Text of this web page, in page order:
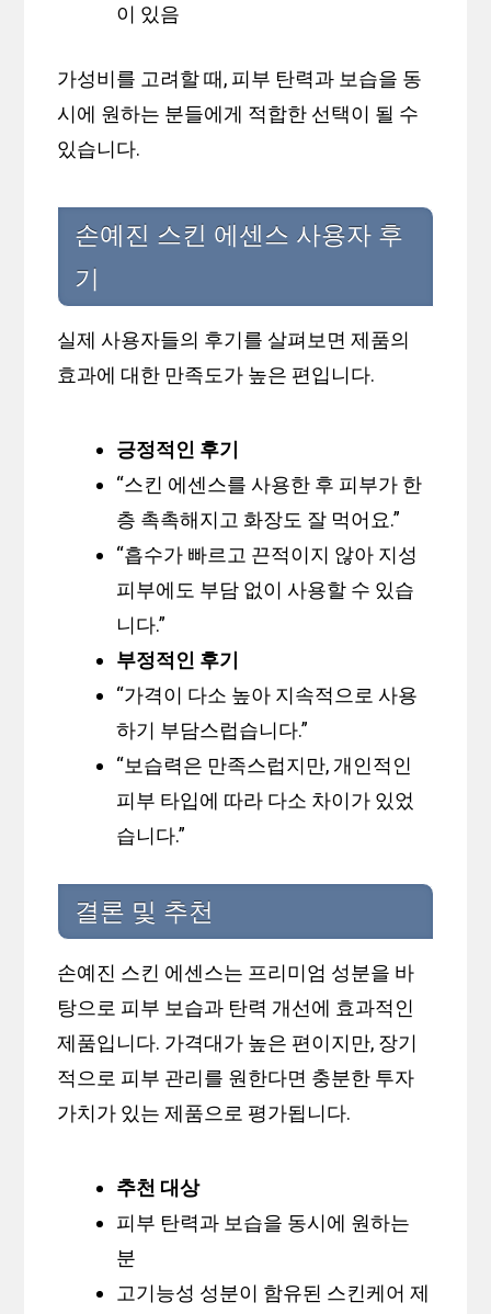
이 있음
가성비를 고려할 때, 피부 탄력과 보습을 동
시에 원하는 분들에게 적합한 선택이 될 수
있습니다.
손예진 스킨 에센스 사용자 후
기
실제 사용자들의 후기를 살펴보면 제품의
효과에 대한 만족도가 높은 편입니다.
긍정적인 후기
“스킨 에센스를 사용한 후 피부가 한
층 촉촉해지고 화장도 잘 먹어요.”
“흡수가 빠르고 끈적이지 않아 지성
피부에도 부담 없이 사용할 수 있습
니다.”
부정적인 후기
“가격이 다소 높아 지속적으로 사용
하기 부담스럽습니다.”
“보습력은 만족스럽지만, 개인적인
피부 타입에 따라 다소 차이가 있었
습니다.”
결론 및 추천
손예진 스킨 에센스는 프리미엄 성분을 바
탕으로 피부 보습과 탄력 개선에 효과적인
제품입니다. 가격대가 높은 편이지만, 장기
적으로 피부 관리를 원한다면 충분한 투자
가치가 있는 제품으로 평가됩니다.
추천 대상
피부 탄력과 보습을 동시에 원하는
분
고기능성 성분이 함유된 스킨케어 제